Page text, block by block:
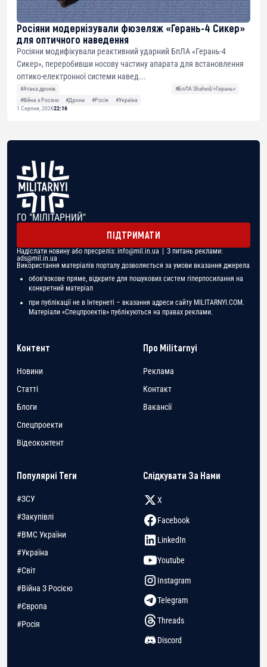
Росіяни модернізували фюзеляж «Герань-4 Сикер»
для оптичного наведення
Росіяни модифікували реактивний ударний БпЛА «Герань-4
Сикер», переробивши носову частину апарата для встановлення
оптико-електронної системи навед...
#Атака дронів
#БпЛА Shahed/«Герань»
#Війна з Росією
#Дрони #Росія
#Україна
1 Серпня, 202622:16
ГО "МІЛІТАРНИЙ"
ПІДТРИМАТИ
Надіслати новину або пресреліз: info@mil.in.ua | З питань реклами:
ads@mil.in.ua
Використання матеріалів порталу дозволяється за умови вказання джерела
обов'язкове пряме, відкрите для пошукових систем гіперпосилання на
конкретний матеріал
при публікації не в Інтернеті – вказання адреси сайту MILITARNYI.COM.
Матеріали «Спецпроектів» публікуються на правах реклами.
Контент
Новини
Статті
Блоги
Спецпроекти
Відеоконтент
Про Militarnyi
Реклама
Контакт
Вакансії
Популярні Теги
#ЗСУ
#Закупівлі
#ВМС України
#Україна
#Світ
#Війна З Росією
#Європа
#Росія
Слідкувати За Нами
X
Facebook
LinkedIn
Youtube
Instagram
Telegram
Threads
Discord